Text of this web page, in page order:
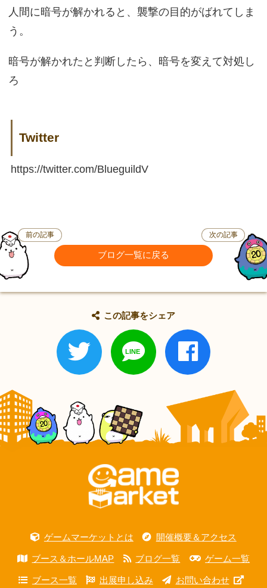
人間に暗号が解かれると、襲撃の目的がばれてしま
う。
暗号が解かれたと判断したら、暗号を変えて対処し
ろ
Twitter
https://twitter.com/BlueguildV
前の記事
ブログ一覧に戻る
次の記事
この記事をシェア
ゲームマーケットとは 開催概要＆アクセス
ブース＆ホールMAP ブログ一覧 ゲーム一覧
ブース一覧 出展申し込み お問い合わせ